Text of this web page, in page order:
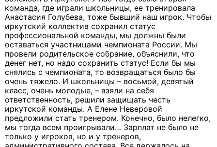
команда, где играли школьницы, ее тренировала
Анастасия Голубева, тоже бывший наш игрок. Чтобы
иркутский коллектив сохранил статус
профессиональной команды, мы должны были
оставаться участницами чемпионата России. Мы
провели родительское собрание, объяснили, что
денег нет, но надо сохранить статус! Если бы мы
снялись с чемпионата, то возвращаться было бы
очень тяжело. И школьницы – восьмой, девятый
класс, очень молодые, – взяли на себя
ответственность, решили защищать честь
иркутской команды. А Елене Неверовой
предложили стать тренером. Конечно, было нелегко,
мы тогда всем проигрывали… Зарплат не было не
только у игроков, но и у тренеров,